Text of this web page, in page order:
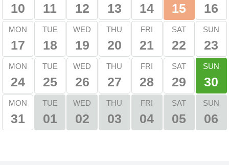
10 11 12 13 14 15 16
MON
17
TUE
18
WED
19
THU
20
FRI
21
SAT
22
SUN
23
MON
24
TUE
25
WED
26
THU
27
FRI
28
SAT
29
SUN
30
MON
31
TUE
01
WED
02
THU
03
FRI
04
SAT
05
SUN
06